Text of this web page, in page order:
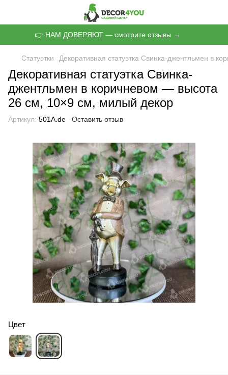
👉 НАМ ДОВЕРЯЮТ — смотрите отзывы →
Статуэтки Декоративная статуэтка Свинка-джентльмен в
Декоративная статуэтка Свинка-
джентльмен в коричневом — высота
26 см, 10×9 см, милый декор
Артикул: 501А.de Оставить отзыв
Цвет